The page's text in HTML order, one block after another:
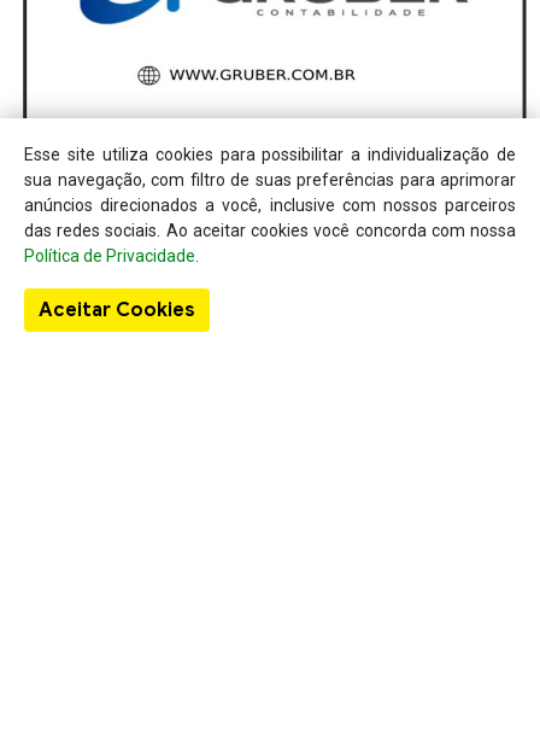
Esse site utiliza cookies para possibilitar a individualização de
sua navegação, com filtro de suas preferências para aprimorar
anúncios direcionados a você, inclusive com nossos parceiros
das redes sociais. Ao aceitar cookies você concorda com nossa
Política de Privacidade
Aceitar Cookies